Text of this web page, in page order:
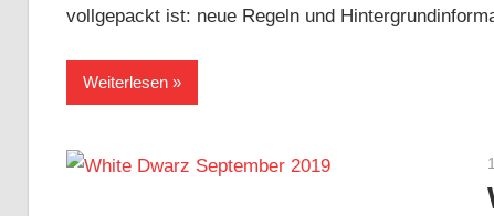
vollgepackt ist: neue Regeln und
Weiterlesen